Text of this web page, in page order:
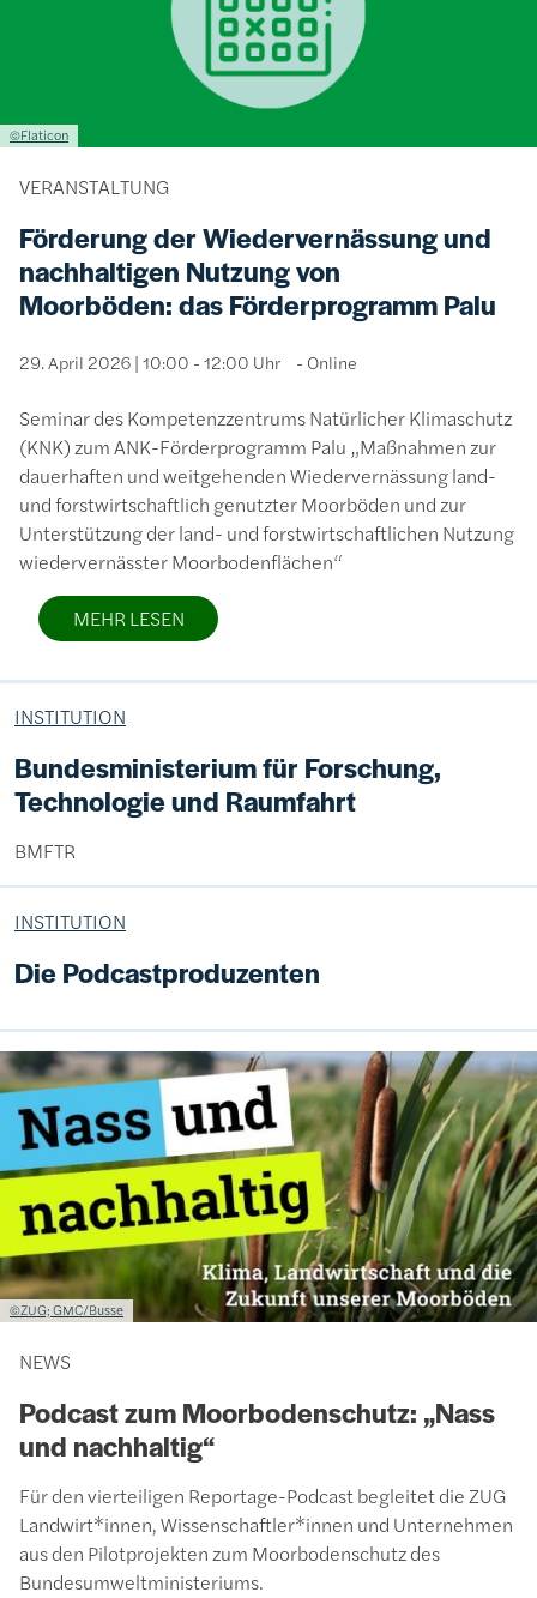
Lizenzinformationen einschließlich Urheberrecht
©Flaticon
VERANSTALTUNG
Förderung der Wiedervernässung und
nachhaltigen Nutzung von
Moorböden: das Förderprogramm Palu
29. April 2026 | 10:00 - 12:00 Uhr Online
Seminar des Kompetenzzentrums Natürlicher Klimaschutz
(KNK) zum ANK-Förderprogramm Palu „Maßnahmen zur
dauerhaften und weitgehenden Wiedervernässung land-
und forstwirtschaftlich genutzter Moorböden und zur
Unterstützung der land- und forstwirtschaftlichen Nutzung
wiedervernässter Moorbodenflächen“
MEHR LESEN
INSTITUTION
Bundesministerium für Forschung,
Technologie und Raumfahrt
BMFTR
INSTITUTION
Die Podcastproduzenten
Bild
Lizenzinformationen einschließlich Urheberrecht
©ZUG; GMC/Busse
NEWS
Podcast zum Moorbodenschutz: „Nass
und nachhaltig“
Für den vierteiligen Reportage-Podcast begleitet die ZUG
Landwirt*innen, Wissenschaftler*innen und Unternehmen
aus den Pilotprojekten zum Moorbodenschutz des
Bundesumweltministeriums.